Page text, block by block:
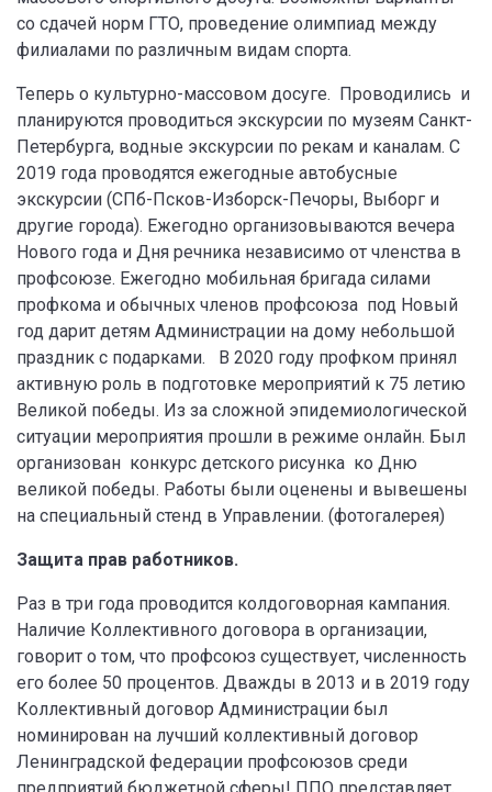
со сдачей норм ГТО, проведение олимпиад между
филиалами по различным видам спорта.
Теперь о культурно-массовом досуге. Проводились и
планируются проводиться экскурсии по музеям Санкт-
Петербурга, водные экскурсии по рекам и каналам. С
2019 года проводятся ежегодные автобусные
экскурсии (СПб-Псков-Изборск-Печоры, Выборг и
другие города). Ежегодно организовываются вечера
Нового года и Дня речника независимо от членства в
профсоюзе. Ежегодно мобильная бригада силами
профкома и обычных членов профсоюза под Новый
год дарит детям Администрации на дому небольшой
праздник с подарками. В 2020 году профком принял
активную роль в подготовке мероприятий к 75 летию
Великой победы. Из за сложной эпидемиологической
ситуации мероприятия прошли в режиме онлайн. Был
организован конкурс детского рисунка ко Дню
великой победы. Работы были оценены и вывешены
на специальный стенд в Управлении. (фотогалерея)
Защита прав работников.
Раз в три года проводится колдоговорная кампания.
Наличие Коллективного договора в организации,
говорит о том, что профсоюз существует, численность
его более 50 процентов. Дважды в 2013 и в 2019 году
Коллективный договор Администрации был
номинирован на лучший коллективный договор
Ленинградской федерации профсоюзов среди